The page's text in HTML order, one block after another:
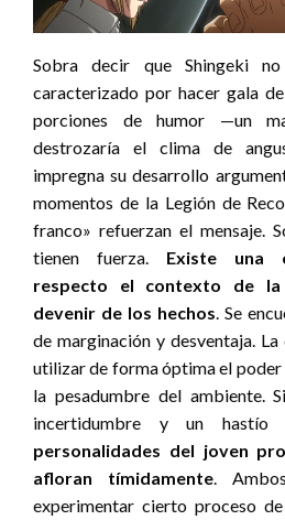
Sobra decir que Shingeki
caracterizado por hacer gala
porciones de humor —un
destrozaría el clima de
impregna su desarrollo
momentos de la Legión de
franco» refuerzan el mensaje.
tienen fuerza. Existe una
respecto el contexto de la
devenir de los hechos. Se
de marginación y desventaja.
utilizar de forma óptima el
la pesadumbre del ambiente.
incertidumbre y un hastío
personalidades del joven
afloran tímidamente.
experimentar cierto proceso